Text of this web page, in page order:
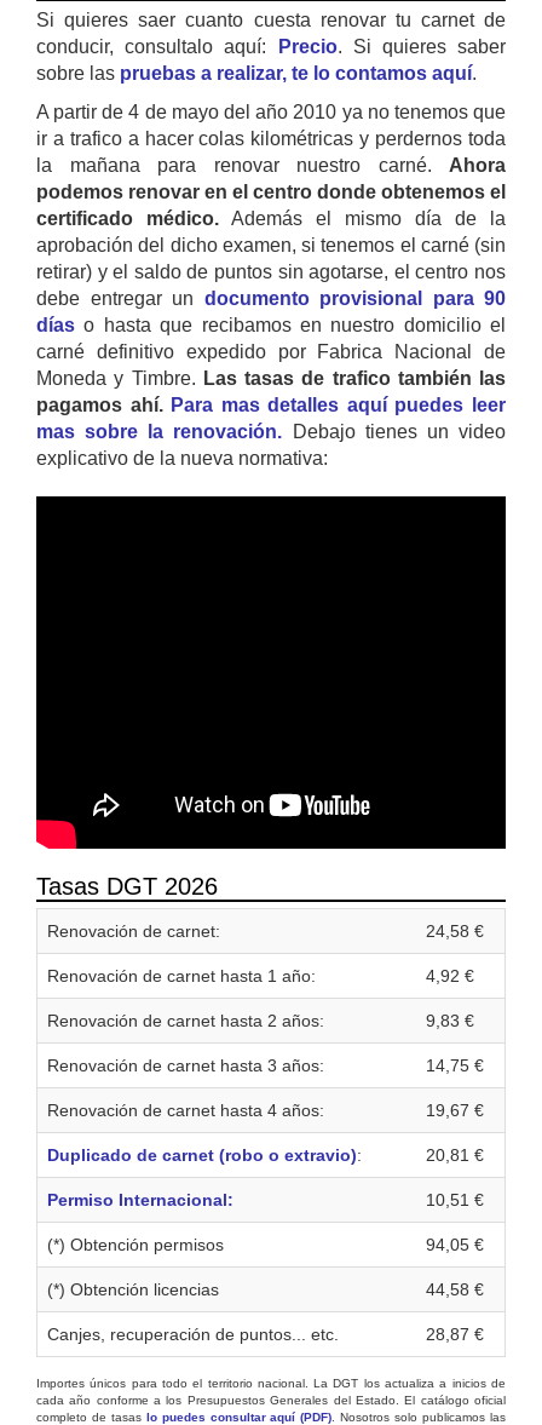
Si quieres saer cuanto cuesta renovar tu carnet de
conducir, consultalo aquí:
Precio. Si quieres saber
sobre las pruebas a realizar, te lo contamos aquí.
A partir de 4 de mayo del año 2010 ya no tenemos que
ir a trafico a hacer colas kilométricas y perdernos toda
la mañana para renovar nuestro carné. Ahora
podemos renovar en el centro donde obtenemos el
certificado médico. Además el mismo día de la
aprobación del dicho examen, si tenemos el carné (sin
retirar) y el saldo de puntos sin agotarse, el centro nos
debe entregar un documento provisional para 90
días o hasta que recibamos en nuestro domicilio el
carné definitivo expedido por Fabrica Nacional de
Moneda y Timbre. Las tasas de trafico también las
pagamos ahí. Para mas detalles aquí puedes leer
mas sobre la renovación. Debajo tienes un video
explicativo de la nueva normativa:
Tasas DGT 2026
Renovación de carnet: 24,58 €
Renovación de carnet hasta 1 año: 4,92 €
Renovación de carnet hasta 2 años: 9,83 €
Renovación de carnet hasta 3 años: 14,75 €
Renovación de carnet hasta 4 años: 19,67 €
Duplicado de carnet (robo o extravio): 20,81 €
Permiso Internacional: 10,51 €
(*) Obtención permisos 94,05 €
(*) Obtención licencias 44,58 €
Canjes, recuperación de puntos... etc. 28,87 €
Importes únicos para todo el territorio nacional. La DGT los actualiza a inicios de
cada año conforme a los Presupuestos Generales del Estado. El catálogo oficial
completo de tasas lo puedes consultar aquí (PDF) . Nosotros solo publicamos las